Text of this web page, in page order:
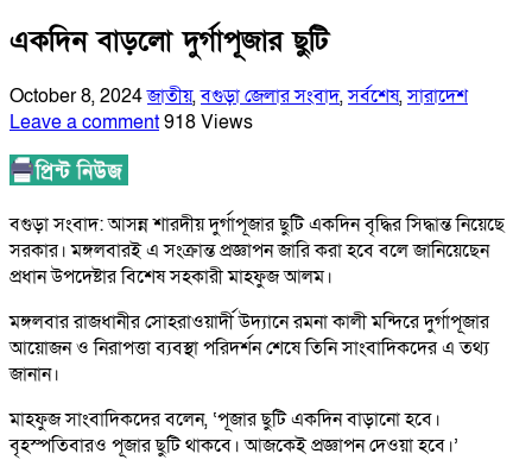
একদিন বাড়লো দুর্গাপূজার ছুটি
October 8, 2024জাতীয়,বগুড়া জেলার সংবাদ,সর্বশেষ,সারাদেশ
Leave a comment918 Views
বগুড়া সংবাদ: আসন্ন শারদীয় দুর্গাপূজার ছুটি একদিন বৃদ্ধির সিদ্ধান্ত নিয়েছে
সরকার। মঙ্গলবারই এ সংক্রান্ত প্রজ্ঞাপন জারি করা হবে বলে জানিয়েছেন
প্রধান উপদেষ্টার বিশেষ সহকারী মাহফুজ আলম।
মঙ্গলবার রাজধানীর সোহরাওয়ার্দী উদ্যানে রমনা কালী মন্দিরে দুর্গাপূজার
আয়োজন ও নিরাপত্তা ব্যবস্থা পরিদর্শন শেষে তিনি সাংবাদিকদের এ তথ্য
জানান।
মাহফুজ সাংবাদিকদের বলেন, ‘পূজার ছুটি একদিন বাড়ানো হবে।
বৃহস্পতিবারও পূজার ছুটি থাকবে। আজকেই প্রজ্ঞাপন দেওয়া হবে।’